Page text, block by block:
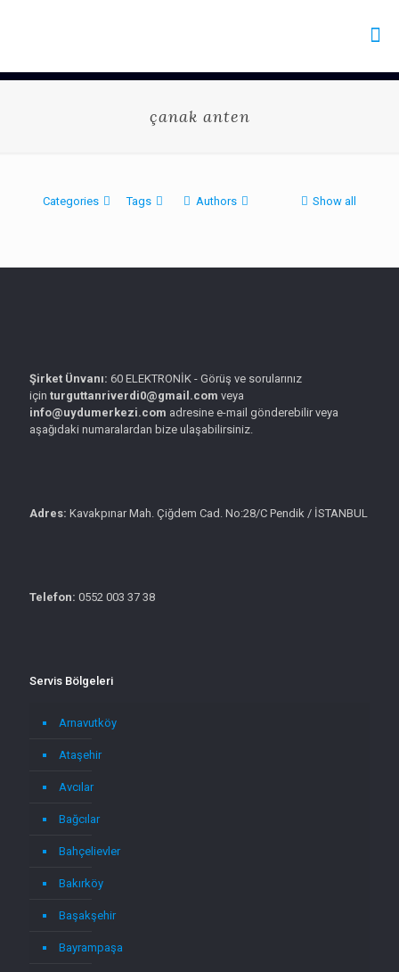
çanak anten
Categories Tags Authors Show all
Şirket Ünvanı: 60 ELEKTRONİK - Görüş ve sorularınız
için turguttanriverdi0@gmail.com veya
info@uydumerkezi.com adresine e-mail gönderebilir veya
aşağıdaki numaralardan bize ulaşabilirsiniz.
Adres: Kavakpınar Mah. Çiğdem Cad. No:28/C Pendik / İSTANBUL
Telefon: 0552 003 37 38
Servis Bölgeleri
Arnavutköy
Ataşehir
Avcılar
Bağcılar
Bahçelievler
Bakırköy
Başakşehir
Bayrampaşa